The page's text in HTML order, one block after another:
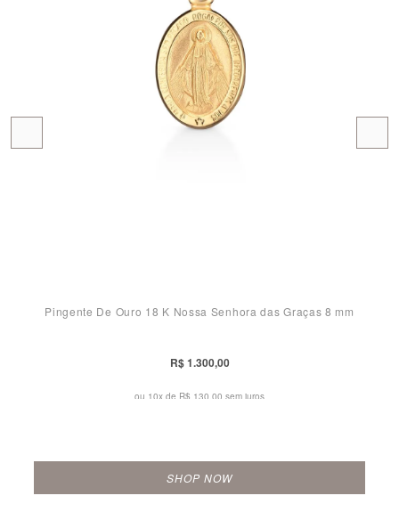
Pingente De Ouro 18 K Nossa Senhora das Graças 8 mm
R$ 1.300,00
ou 10x de R$ 130,00 sem juros
SHOP NOW